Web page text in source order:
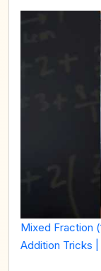
Mixed Fraction
Addition Tricks